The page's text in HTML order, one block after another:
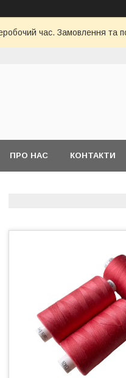
час. Замовлення та
ПРО НАС КОНТАКТИ